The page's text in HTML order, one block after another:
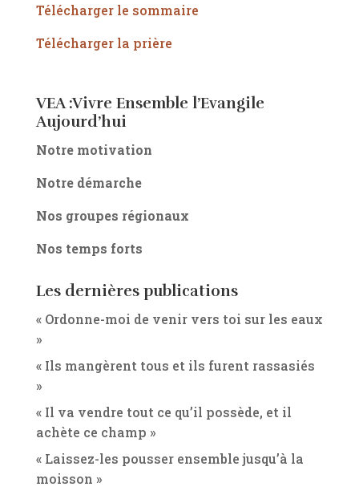
Télécharger le sommaire
Télécharger la prière
VEA :Vivre Ensemble l’Evangile
Aujourd’hui
Notre motivation
Notre démarche
Nos groupes régionaux
Nos temps forts
Les dernières publications
« Ordonne-moi de venir vers toi sur les eaux
»
« Ils mangèrent tous et ils furent rassasiés
»
« Il va vendre tout ce qu’il possède, et il
achète ce champ »
« Laissez-les pousser ensemble jusqu’à la
moisson »